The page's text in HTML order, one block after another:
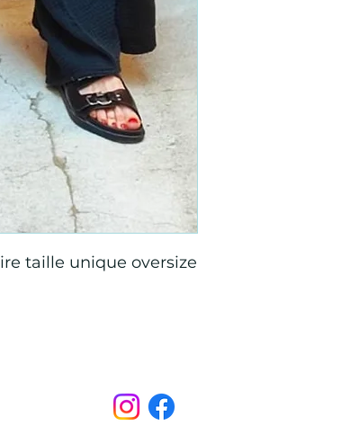
taille unique oversize